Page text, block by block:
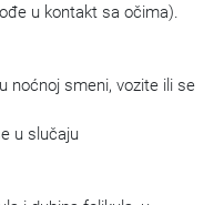
u kontakt sa očima).
noćnoj smeni, vozite ili se
u slučaju